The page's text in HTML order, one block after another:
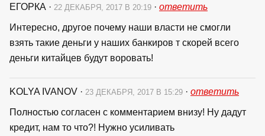
ЕГОРКА · 22 ДЕКАБРЯ, 2017 В 20:19 · ответить
Интересно, другое почему наши власти не смогли
взять такие деньги у наших банкиров т скорей всего
деньги китайцев будут воровать!
KOLYA IVANOV · 23 ДЕКАБРЯ, 2017 В 15:29 · ответить
Полностью согласен с комментарием внизу! Ну дадут
кредит, нам то что?! Нужно усиливать